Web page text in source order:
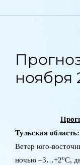
ноября
Тульская область:
Ветер юго-
ночью ‒3…+2оС,